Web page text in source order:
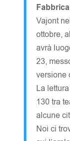
Vajont
ottobre,
avrà
23,
versione
La
130 tra
alcune
Noi ci